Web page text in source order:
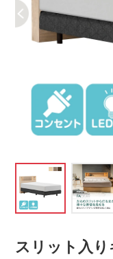
スリット入